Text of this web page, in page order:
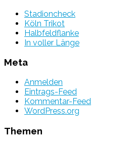
Stadioncheck
Köln Trikot
Halbfeldflanke
In voller Länge
Meta
Anmelden
Eintrags-Feed
Kommentar-Feed
WordPress.org
Themen